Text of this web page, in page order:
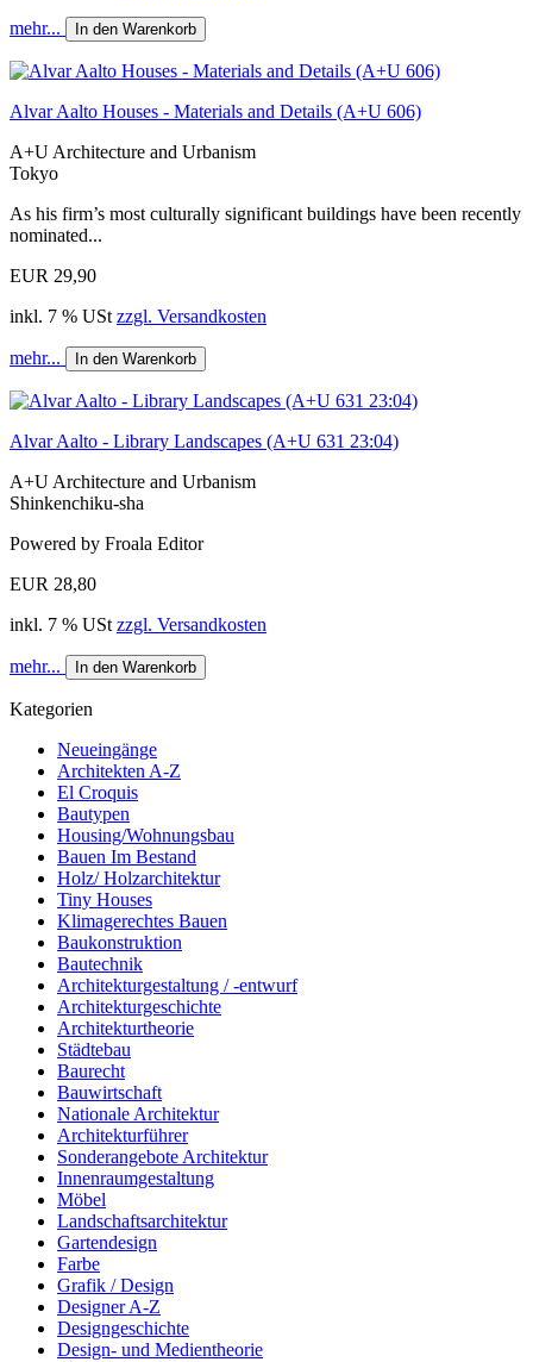
mehr... In den Warenkorb
Alvar Aalto Houses - Materials and Details (A+U 606)
A+U Architecture and Urbanism
Tokyo
As his firm’s most culturally significant buildings have been recently
nominated...
EUR 29,90
inkl. 7 % USt zzgl. Versandkosten
mehr... In den Warenkorb
Alvar Aalto - Library Landscapes (A+U 631 23:04)
A+U Architecture and Urbanism
Shinkenchiku-sha
Powered by Froala Editor
EUR 28,80
inkl. 7 % USt zzgl. Versandkosten
mehr... In den Warenkorb
Kategorien
Neueingänge
Architekten A-Z
El Croquis
Bautypen
Housing/Wohnungsbau
Bauen Im Bestand
Holz/ Holzarchitektur
Tiny Houses
Klimagerechtes Bauen
Baukonstruktion
Bautechnik
Architekturgestaltung / -entwurf
Architekturgeschichte
Architekturtheorie
Städtebau
Baurecht
Bauwirtschaft
Nationale Architektur
Architekturführer
Sonderangebote Architektur
Innenraumgestaltung
Möbel
Landschaftsarchitektur
Gartendesign
Farbe
Grafik / Design
Designer A-Z
Designgeschichte
Design- und Medientheorie